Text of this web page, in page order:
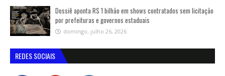
Dossiê aponta R$ 1 bilhão em shows contratados sem licitação
por prefeituras e governos estaduais
domingo, julho 26, 2026
REDES SOCIAIS